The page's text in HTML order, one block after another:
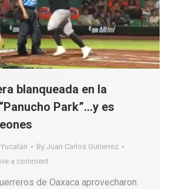
blanqueada en la
Park”…y es
Yucatán By Juan Carlos Gutierrez
a comment
de Oaxaca aprovecharon